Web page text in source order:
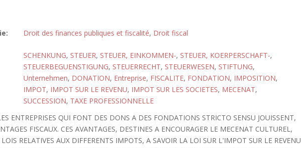
Droit des finances publiques et fiscalité, Droit fiscal
SCHENKUNG, STEUER, STEUER, EINKOMMEN-, STEUER, KOERPERSCHAFT-,
STEUERBEGUENSTIGUNG, STEUERRECHT, STEUERWESEN, STIFTUNG,
Unternehmen, DONATION, Entreprise, FISCALITE, FONDATION, IMPOSITION,
IMPOT, IMPOT SUR LE REVENU, IMPOT SUR LES SOCIETES, MECENAT,
SUCCESSION, TAXE PROFESSIONNELLE
ENTREPRISES QUI FONT DES DONS A DES FONDATIONS STRICTO SENSU JOUISSENT,
FISCAUX. CES AVANTAGES, DESTINES A ENCOURAGER LE MECENAT CULTUREL,
RELATIVES AUX DIFFERENTS IMPOTS, A SAVOIR LA LOI SUR L'IMPOT SUR LE REVENU